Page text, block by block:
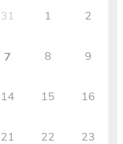
31 1 2
7 8 9
14 15 16
21 22 23